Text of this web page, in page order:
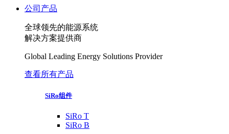
公司产品
全球领先的能源系统
解决方案提供商
Global Leading Energy Solutions Provider
查看所有产品
SiRo组件
SiRo T
SiRo B